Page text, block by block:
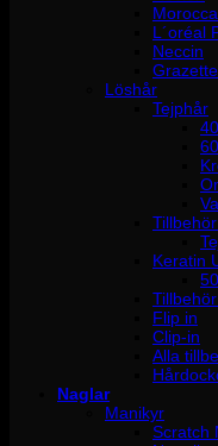
L´oréal
Neccin
Löshår
Tejphår
Keratin
Flip in
Clip-in
Alla
Naglar
Manikyr
Scratch